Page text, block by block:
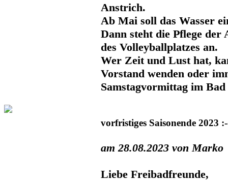
Anstrich.
Ab Mai soll das Wasser
Dann steht die Pflege der
des Volleyballplatzes an.
Wer Zeit und Lust hat,
Vorstand wenden oder
Samstagvormittag im
vorfristiges Saisonende 2023
am 28.08.2023 von Marko
Liebe Freibadfreunde,